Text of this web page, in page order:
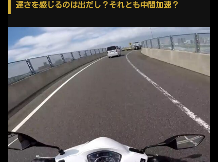
遅さを感じるのは出だし？それとも中間加速？